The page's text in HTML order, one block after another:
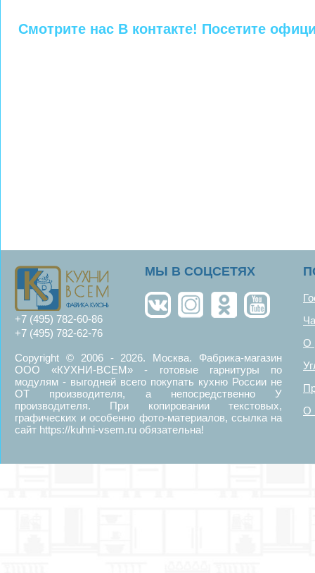
Смотрите нас В контакте! Посетите
+7 (495) 782-60-86
+7 (495) 782-62-76
MЫ В СОЦСЕТЯХ
Copyright © 2006 - 2026. Москва. Фабрика-магазин
ООО «КУХНИ-ВСЕМ» - готовые гарнитуры по
модулям - выгодней всего покупать кухню России не
ОТ производителя, а непосредственно У
производителя. При копировании текстовых,
графических и особенно фото-материалов, ссылка на
сайт https://kuhni-vsem.ru обязательна!
О
О